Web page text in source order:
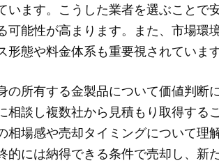
います。こうした業者を選ぶことで
可能性が高まります。また、市場環
形態や料金体系も重要視されています
の所有する金製品について価値判断
相談し複数社から見積もり取得する
相場感や売却タイミングについて理
的には納得できる条件で売却し、新